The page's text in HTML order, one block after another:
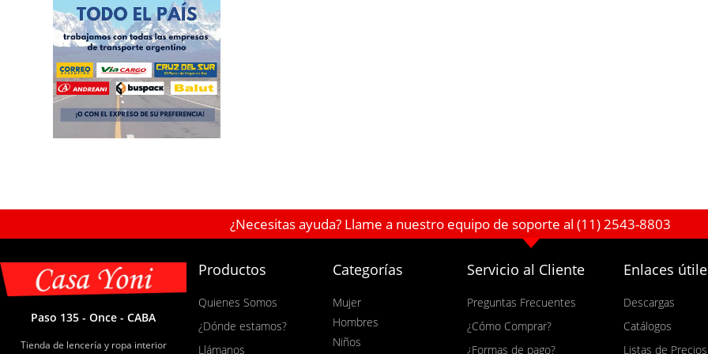
¿Necesitas ayuda? Llame a nuestro equipo de soporte al (11) 2543-8803
Paso 135 - Once - CABA
Tienda de lencería y ropa interior
Productos
Quienes Somos
¿Dónde estamos?
Llámanos
Categorías
Mujer
Hombres
Niños
Servicio al Cliente
Preguntas Frecuentes
¿Cómo Comprar?
¿Formas de pago?
Enlaces
Descargas
Catálogos
Listas de Precios